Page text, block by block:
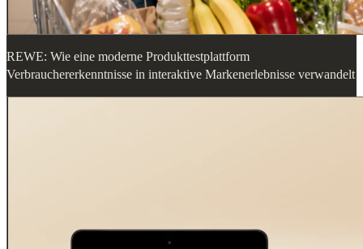
REWE: Wie eine moderne Produkttestplattform
Verbrauchererkenntnisse in interaktive Markenerlebnisse verwandelt